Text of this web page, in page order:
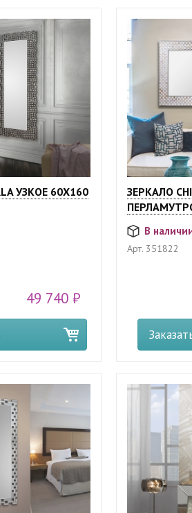
УЗКОЕ 60X160
49 740 ₽
ЗЕРКАЛО
В
Арт.351822